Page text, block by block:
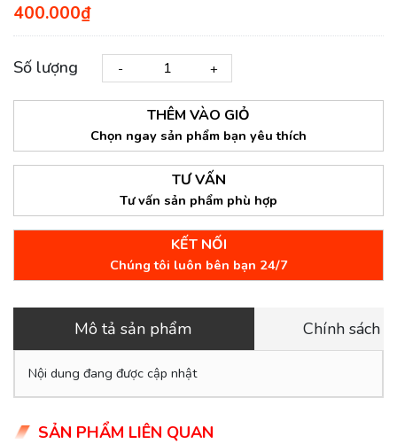
400.000₫
Số lượng - +
THÊM VÀO GIỎ
Chọn ngay sản phẩm bạn yêu thích
TƯ VẤN
Tư vấn sản phẩm phù hợp
KẾT NỐI
Chúng tôi luôn bên bạn 24/7
Mô tả sản phẩm Chính sách
Nội dung đang được cập nhật
SẢN PHẨM LIÊN QUAN